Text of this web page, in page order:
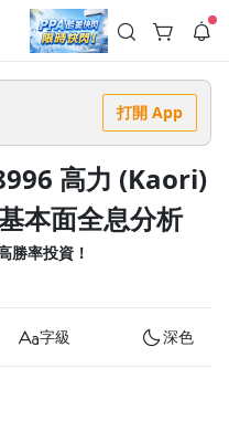
優惠券！
級｜期間快閃活動
現折 NT$300、再贈最高
偷在冷氣房升級 📈⭐️ 【冷氣房
現折 NT$300◾活動期間：
暑季好康 \ 再加碼 /→ 點數回饋
消費即享回饋 1% 點數✅ 滿
官方帳號 Line@ 專屬活動，加
及「個人化推播」！
打開 App
高力 (Kaori)
本面全息分析
勝率投資！
字級 深色
--:--